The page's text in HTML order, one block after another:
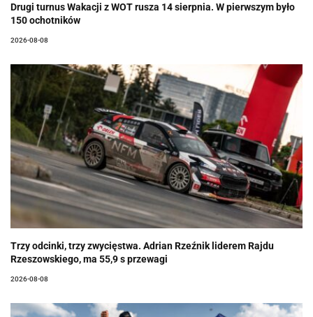
Drugi turnus Wakacji z WOT rusza 14 sierpnia. W pierwszym było
150 ochotników
2026-08-08
Trzy odcinki, trzy zwycięstwa. Adrian Rzeźnik liderem Rajdu
Rzeszowskiego, ma 55,9 s przewagi
2026-08-08